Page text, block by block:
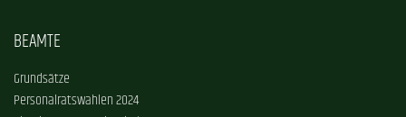
BEAMTE
Grundsätze
Personalratswahlen 2024